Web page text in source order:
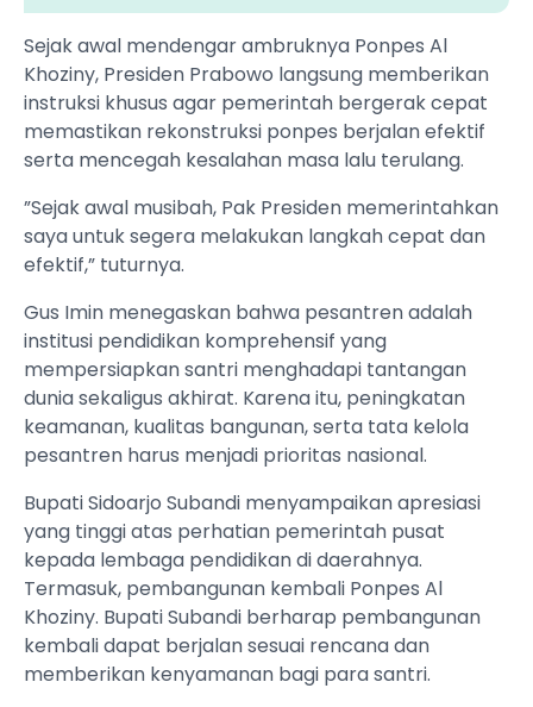
Sejak awal mendengar ambruknya Ponpes Al
Khoziny, Presiden Prabowo langsung memberikan
instruksi khusus agar pemerintah bergerak cepat
memastikan rekonstruksi ponpes berjalan efektif
serta mencegah kesalahan masa lalu terulang.
”Sejak awal musibah, Pak Presiden memerintahkan
saya untuk segera melakukan langkah cepat dan
efektif,” tuturnya.
Gus Imin menegaskan bahwa pesantren adalah
institusi pendidikan komprehensif yang
mempersiapkan santri menghadapi tantangan
dunia sekaligus akhirat. Karena itu, peningkatan
keamanan, kualitas bangunan, serta tata kelola
pesantren harus menjadi prioritas nasional.
Bupati Sidoarjo Subandi menyampaikan apresiasi
yang tinggi atas perhatian pemerintah pusat
kepada lembaga pendidikan di daerahnya.
Termasuk, pembangunan kembali Ponpes Al
Khoziny. Bupati Subandi berharap pembangunan
kembali dapat berjalan sesuai rencana dan
memberikan kenyamanan bagi para santri.